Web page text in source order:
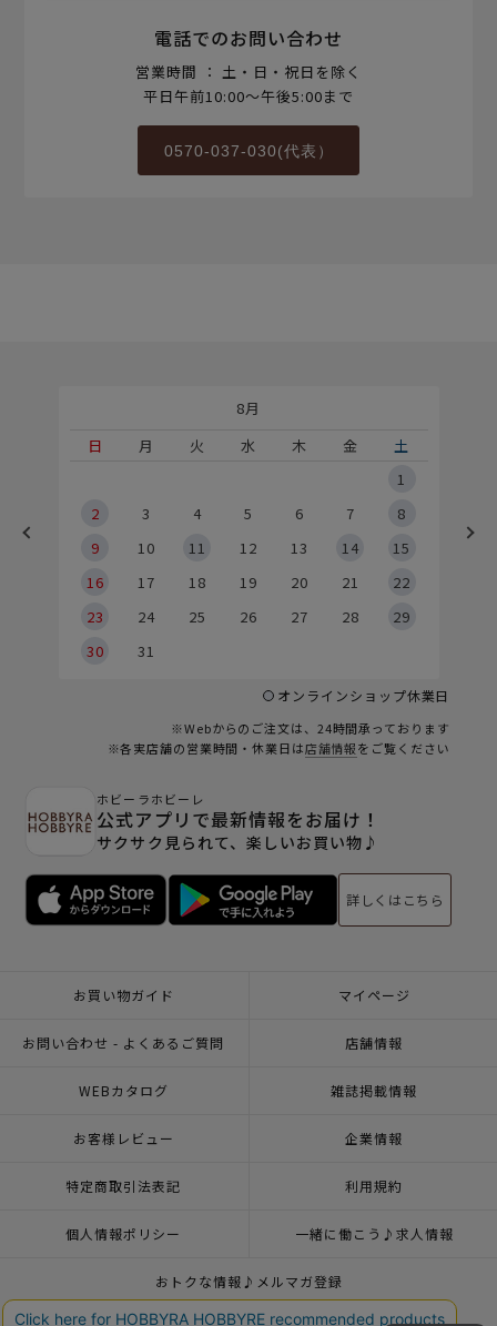
電話でのお問い合わせ
営業時間 ： 土・日・祝日を除く
平日午前10:00～午後5:00まで
0570-037-030(代表）
8月
日
月 火 水 木 金
土
1
2
3 4 5 6 7
8
9
10 11 12 13 14
15
16
17 18 19 20 21
22
23
24 25 26 27 28
29
30
31
オンラインショップ休業日
※Webからのご注文は、24時間承っております
※各実店舗の営業時間・休業日は店舗情報をご覧ください
ホビーラホビーレ
公式アプリで最新情報をお届け！
サクサク見られて、楽しいお買い物♪
詳しくはこちら
お買い物ガイド マイページ
お問い合わせ - よくあるご質問 店舗情報
WEBカタログ 雑誌掲載情報
お客様レビュー 企業情報
特定商取引法表記 利用規約
個人情報ポリシー 一緒に働こう♪求人情報
おトクな情報♪メルマガ登録